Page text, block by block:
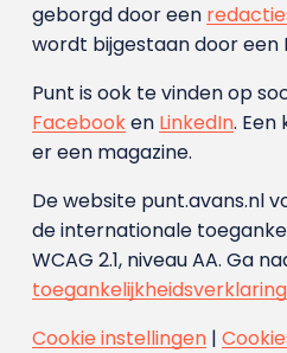
geborgd door een
wordt bijgestaan door een
Punt is ook te vinden op
Facebooken LinkedIn.
er een magazine.
De website punt.avans.nl
de internationale
WCAG 2.1, niveau AA. Ga
toegankelijkheidsverklaring
Cookie instellingen|